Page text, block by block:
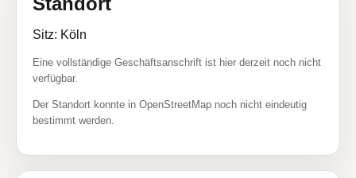
Sitz: Köln
Eine vollständige Geschäftsanschrift ist hier derzeit noch nicht
verfügbar.
Der Standort konnte in OpenStreetMap noch nicht eindeutig
bestimmt werden.